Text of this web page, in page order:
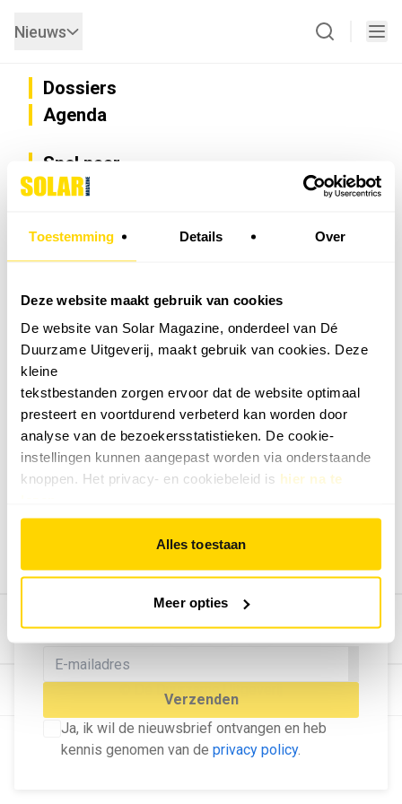
Toestemming Details Over
Deze website maakt gebruik van cookies
De website van Solar Magazine, onderdeel van Dé
Duurzame Uitgeverij, maakt gebruik van cookies. Deze
kleine
tekstbestanden zorgen ervoor dat de website optimaal
presteert en voortdurend verbeterd kan worden door
analyse van de bezoekersstatistieken. De cookie-
instellingen kunnen aangepast worden via onderstaande
knoppen. Het privacy- en cookiebeleid is hier na te
Alles toestaan
Meer opties
MELD U AAN VOOR ONZE
NIEUWSBRIEF
Blijf op de hoogte van het laatste nieuws!
Verzenden
Ja, ik wil de nieuwsbrief ontvangen en heb
kennis genomen van de privacy policy.
Nieuws
Dossiers
Agenda
Snel naar
Privacy
Nieuwsbrief
Vacatures
Installateurzoeker
Cookievoorkeuren wijzigen
English
Geef ons feedback
Vertel ons wat je van onze website vindt.
Tip de redactie
Bekijk hier de mogelijkheden.
© Dé Duurzame Uitgeverij